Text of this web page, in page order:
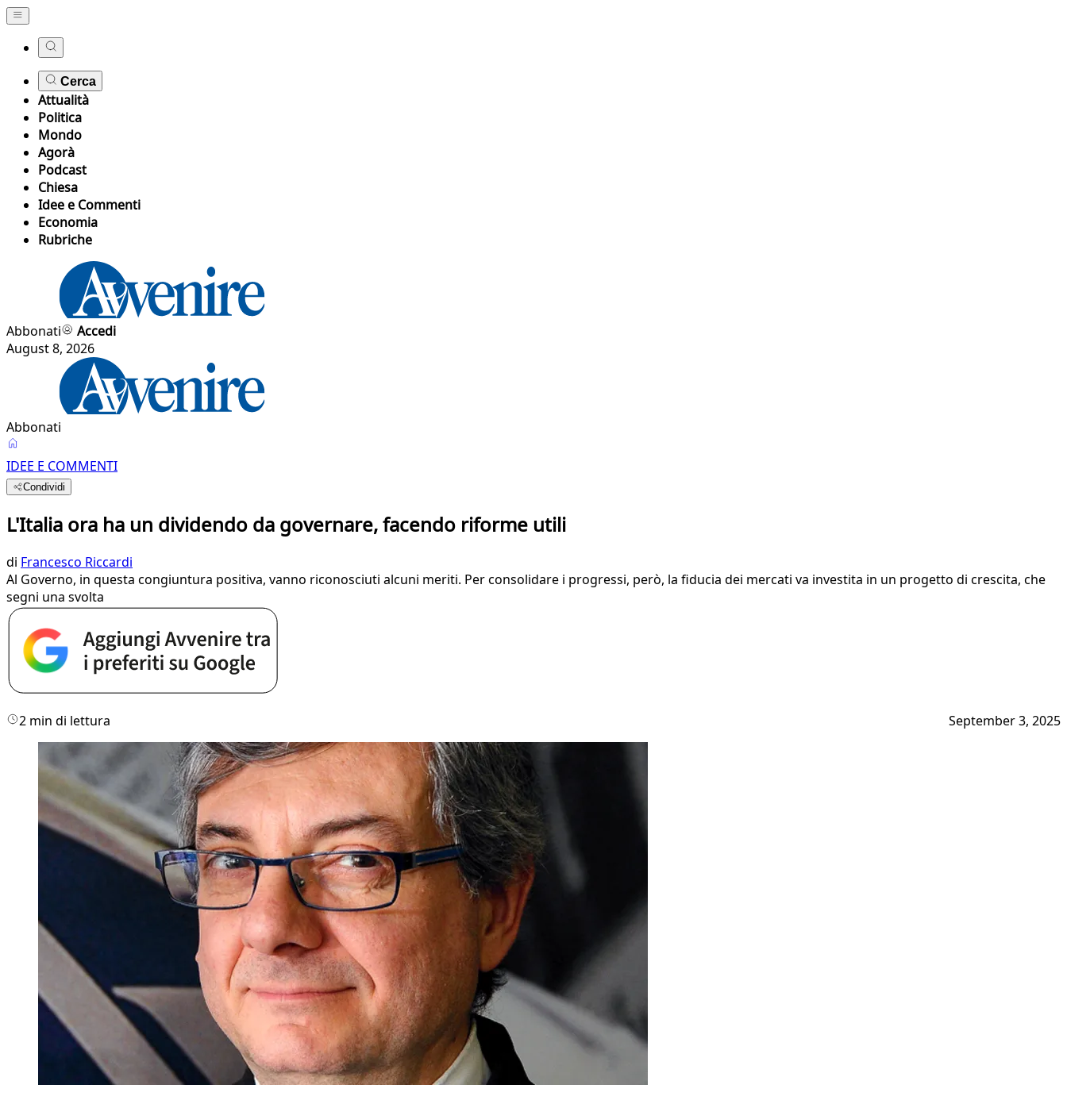
Cerca
Attualità
Politica
Mondo
Agorà
Podcast
Chiesa
Idee e Commenti
Economia
Rubriche
Abbonati
Accedi
August 8, 2026
Abbonati
IDEE E COMMENTI
Condividi
L'Italia ora ha un dividendo da governare, facendo riforme utili
di Francesco Riccardi
Al Governo, in questa congiuntura positiva, vanno riconosciuti alcuni meriti. Per consolidare i progressi, però, la fiducia dei mercati va investita in un progetto di crescita, che
segni una svolta
2 min di lettura September 3, 2025